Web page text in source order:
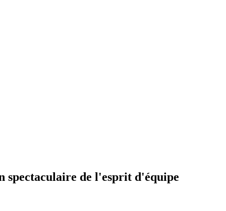
spectaculaire de l'esprit d'équipe